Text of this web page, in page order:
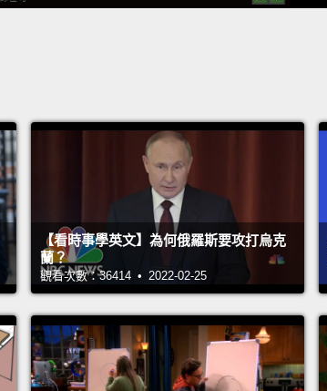
【看時事學英文】為何俄羅斯要攻打烏克
蘭？
觀看次數：36414 • 2022-02-25